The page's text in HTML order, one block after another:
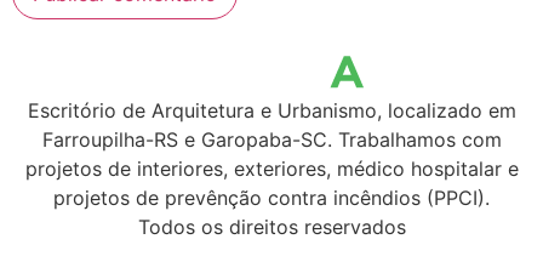
Escritório de Arquitetura e Urbanismo, localizado em
Farroupilha-RS e Garopaba-SC. Trabalhamos com
projetos de interiores, exteriores, médico hospitalar e
projetos de prevênção contra incêndios (PPCI).
Todos os direitos reservados